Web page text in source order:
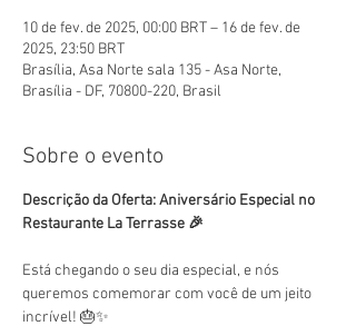
10 de fev. de 2025, 00:00 BRT – 16 de fev. de
2025, 23:50 BRT
Brasília, Asa Norte sala 135 - Asa Norte,
Brasília - DF, 70800-220, Brasil
Sobre o evento
Descrição da Oferta: Aniversário Especial no
Restaurante La Terrasse 🎉
Está chegando o seu dia especial, e nós
queremos comemorar com você de um jeito
incrível! 🎂✨